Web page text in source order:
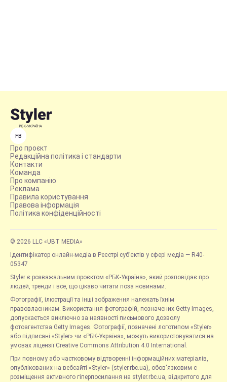
FB
Про проєкт
Редакційна політика і стандарти
Контакти
Команда
Про компанію
Реклама
Правила користування
Правова інформація
Політика конфіденційності
© 2026 LLC «UBT MEDIA»
Ідентифікатор онлайн-медіа в Реєстрі суб’єктів у сфері медіа — R40-
05347
Styler є розважальним проєктом «РБК-Україна», який розповідає про
людей, тренди і все, що цікаво читати поза новинами.
Фотографії, ілюстрації та інші зображення належать їхнім
правовласникам. Використання фотографій, позначених Getty Images,
допускається виключно за наявності письмового дозволу
фотоагентства Getty Images. Фотографії, позначені логотипом «Styler»
або підписані «Styler» чи «РБК-Україна», можуть використовуватися на
умовах ліцензії Creative Commons Attribution 4.0 International.
При повному або частковому відтворенні інформаційних матеріалів,
опублікованих на вебсайті «Styler» (styler.rbc.ua), обов'язковим є
розміщення активного гіперпосилання на styler.rbc.ua, відкритого для